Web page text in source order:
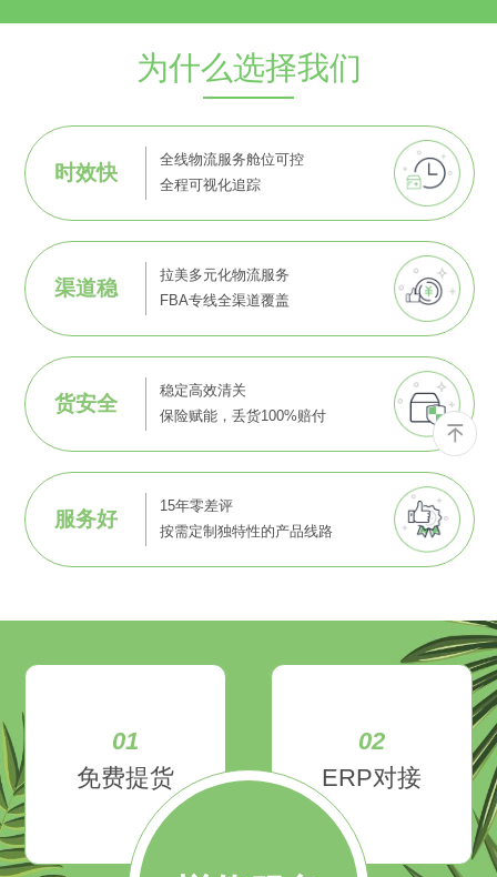
为什么选择我们
时效快
全线物流服务舱位可控
全程可视化追踪
渠道稳
拉美多元化物流服务
FBA专线全渠道覆盖
货安全
稳定高效清关
保险赋能，丢货100%赔付
服务好
15年零差评
按需定制独特性的产品线路
01
免费提货
02
ERP对接